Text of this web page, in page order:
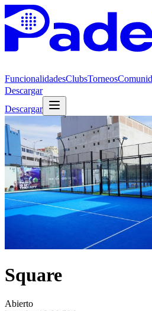
FuncionalidadesClubsTorneos
Descargar
Descargar
Square
Abierto